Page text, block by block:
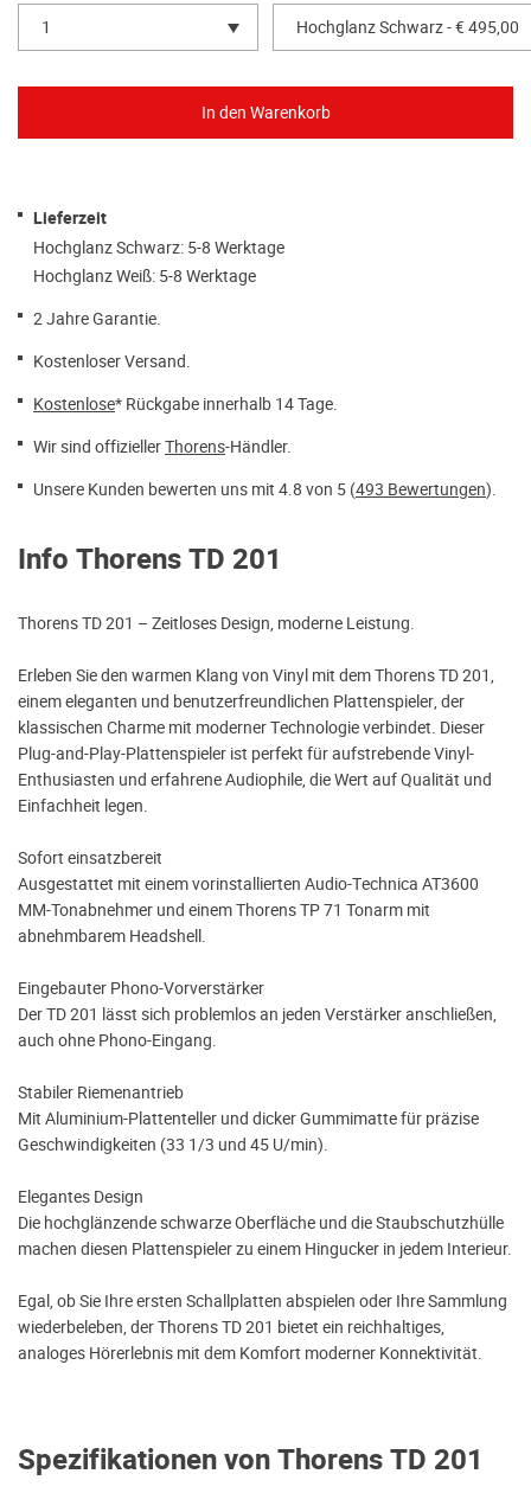
1 Hochglanz Schwarz - € 495,00
Lieferzeit
Hochglanz Schwarz: 5-8 Werktage
Hochglanz Weiß: 5-8 Werktage
2 Jahre Garantie.
Kostenloser Versand.
Kostenlose* Rückgabe innerhalb 14 Tage.
Wir sind offiziellerThorens-Händler.
Unsere Kunden bewerten uns mit 4.8 von 5 (493 Bewertungen).
Spezifikationen von Thorens TD 201
Info Thorens TD 201
Thorens TD 201 – Zeitloses Design, moderne Leistung.
Erleben Sie den warmen Klang von Vinyl mit dem Thorens TD 201,
einem eleganten und benutzerfreundlichen Plattenspieler, der
klassischen Charme mit moderner Technologie verbindet. Dieser
Plug-and-Play-Plattenspieler ist perfekt für aufstrebende Vinyl-
Enthusiasten und erfahrene Audiophile, die Wert auf Qualität und
Einfachheit legen.
Sofort einsatzbereit
Ausgestattet mit einem vorinstallierten Audio-Technica AT3600
MM-Tonabnehmer und einem Thorens TP 71 Tonarm mit
abnehmbarem Headshell.
Eingebauter Phono-Vorverstärker
Der TD 201 lässt sich problemlos an jeden Verstärker anschließen,
auch ohne Phono-Eingang.
Stabiler Riemenantrieb
Mit Aluminium-Plattenteller und dicker Gummimatte für präzise
Geschwindigkeiten (33 1/3 und 45 U/min).
Elegantes Design
Die hochglänzende schwarze Oberfläche und die Staubschutzhülle
machen diesen Plattenspieler zu einem Hingucker in jedem Interieur.
Egal, ob Sie Ihre ersten Schallplatten abspielen oder Ihre Sammlung
wiederbeleben, der Thorens TD 201 bietet ein reichhaltiges,
analoges Hörerlebnis mit dem Komfort moderner Konnektivität.